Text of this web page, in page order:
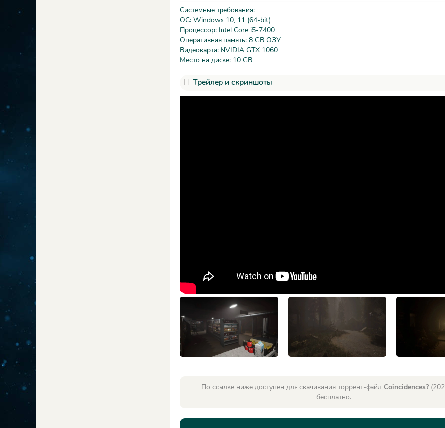
Системные требования:
ОС: Windows 10, 11 (64-bit)
Процессор: Intel Core i5-7400
Оперативная память: 8 GB ОЗУ
Видеокарта: NVIDIA GTX 1060
Место на диске: 10 GB
Трейлер и скриншоты
По ссылке ниже доступен для скачивания торрент-файл Coincidences?
бесплатно.